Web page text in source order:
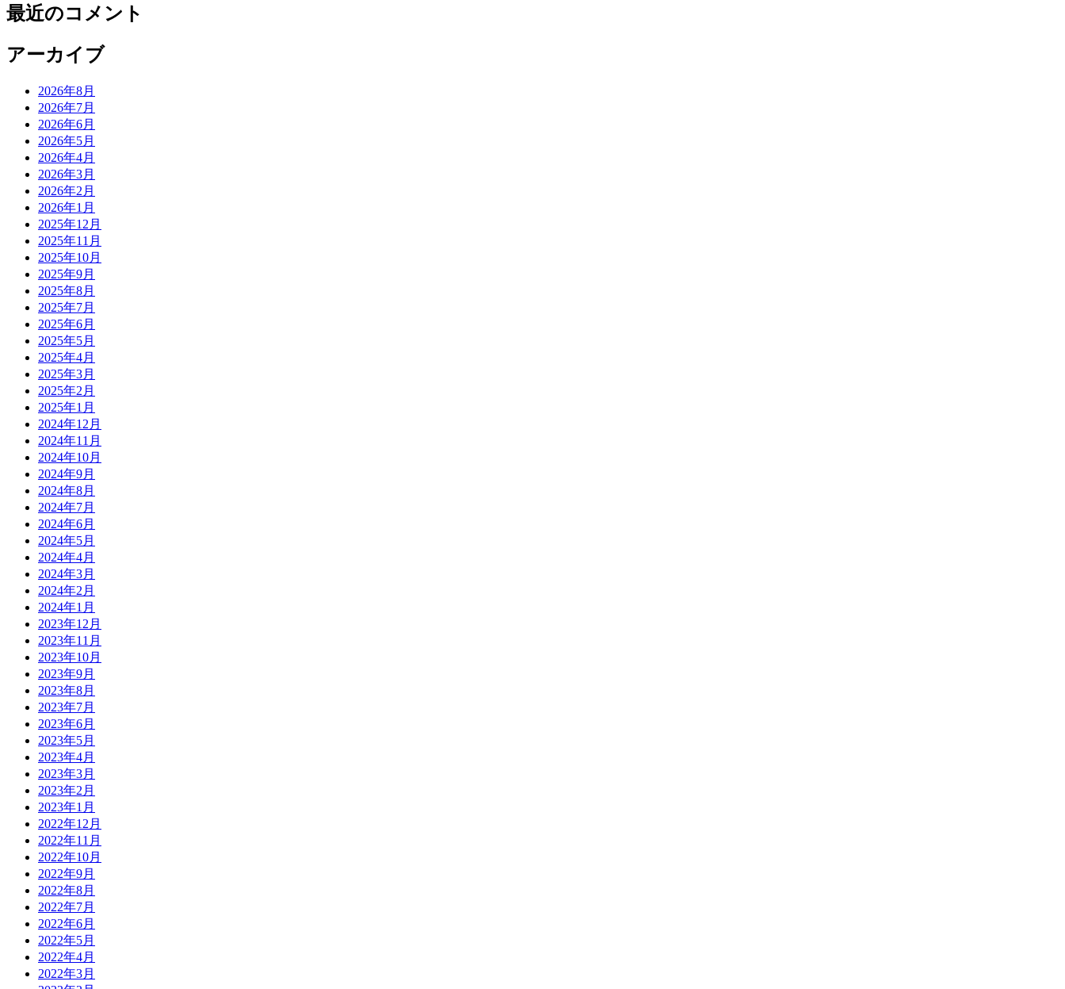
最近のコメント
アーカイブ
2026年8月
2026年7月
2026年6月
2026年5月
2026年4月
2026年3月
2026年2月
2026年1月
2025年12月
2025年11月
2025年10月
2025年9月
2025年8月
2025年7月
2025年6月
2025年5月
2025年4月
2025年3月
2025年2月
2025年1月
2024年12月
2024年11月
2024年10月
2024年9月
2024年8月
2024年7月
2024年6月
2024年5月
2024年4月
2024年3月
2024年2月
2024年1月
2023年12月
2023年11月
2023年10月
2023年9月
2023年8月
2023年7月
2023年6月
2023年5月
2023年4月
2023年3月
2023年2月
2023年1月
2022年12月
2022年11月
2022年10月
2022年9月
2022年8月
2022年7月
2022年6月
2022年5月
2022年4月
2022年3月